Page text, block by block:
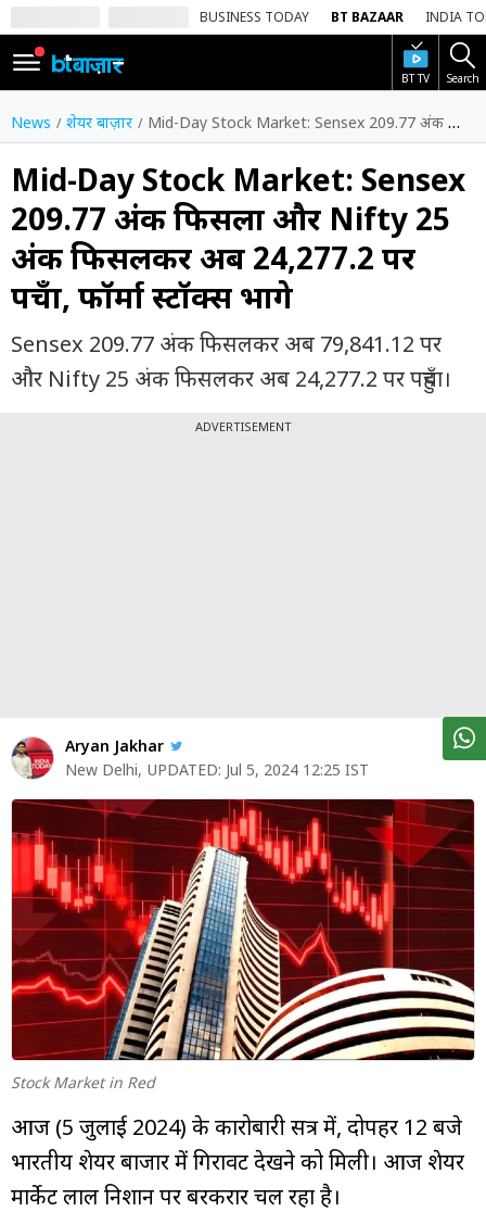
BUSINESS TODAY BT BAZAAR INDIA
BT TV Search
SIGN
IN
Dark
Mode
होम
शेयर
बाज़ार
वीडियो
ट्रेंडिंग
शेयर
ट्रेंडिंग
बिजनेस
न्यूज
वीडियो
म्यूचुअल
फंड
News शेयर बाज़ार Mid-Day Stock Market: Sensex 209.77 अंक फिसला और Nifty 25 अंक फिसलकर अब 24,277.2 पर पहुँचा, फॉर्मा स्टॉक्स भागे
Mid-Day Stock Market: Sensex
209.77 अंक फिसला और Nifty 25
अंक फिसलकर अब 24,277.2 पर
पहुँचा, फॉर्मा स्टॉक्स भागे
Sensex 209.77 अंक फिसलकर अब 79,841.12 पर
और Nifty 25 अंक फिसलकर अब 24,277.2 पर पहुँचा।
ADVERTISEMENT
Aryan Jakhar
New Delhi, UPDATED: Jul 5, 2024 12:25 IST
Stock Market in Red
आज (5 जुलाई 2024) के कारोबारी सत्र में, दोपहर 12 बजे
भारतीय शेयर बाजार में गिरावट देखने को मिली। आज शेयर
मार्केट लाल निशान पर बरकरार चल रहा है।